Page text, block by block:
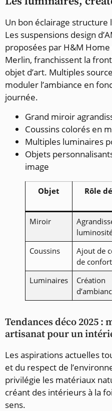
Un bon éclairage structure
Les suspensions design
proposées par H&M
Merlin, franchissent la
objet d’art. Multiples
moduler l’ambiance en
journée.
Grand miroir
Coussins colorés en
Multiples luminaires
Objets
image
Objet Rôle
Miroir
Coussins
Ajout de
de confort
Luminaires
Création
Tendances déco 2025 :
artisanat pour un
Les aspirations actuelles
et du respect de
privilégie les matériaux
créant des intérieurs à la
sens.